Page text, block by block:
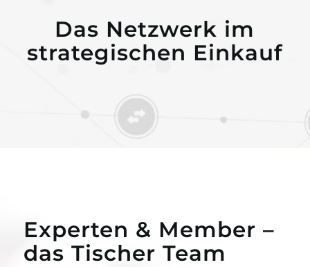
Das Netzwerk im
strategischen Einkauf
Experten & Member –
das Tischer Team